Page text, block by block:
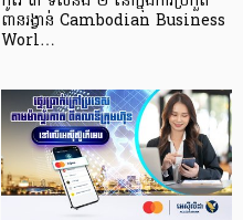
ពានរង្វាន់ Cambodian Business
Worl…